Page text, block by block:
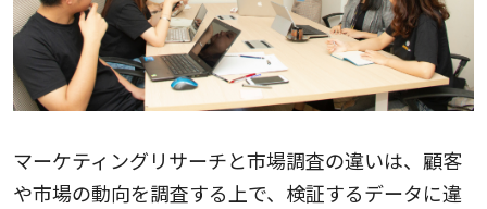
マーケティングリサーチと市場調査の違いは、顧客
や市場の動向を調査する上で、検証するデータに違